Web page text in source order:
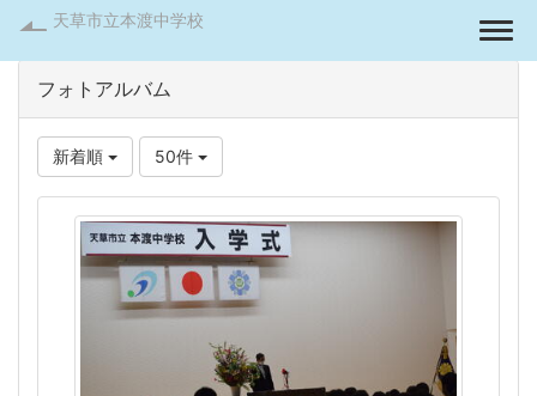
天草市立本渡中学校
フォトアルバム
新着順 50件